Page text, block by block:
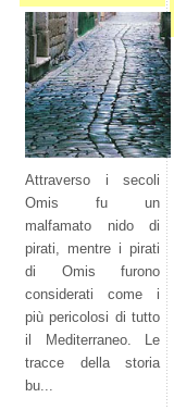
Attraverso i secoli
Omis fu un
malfamato nido di
pirati, mentre i pirati
di Omis furono
considerati come i
più pericolosi di tutto
il Mediterraneo. Le
tracce della storia
bu...